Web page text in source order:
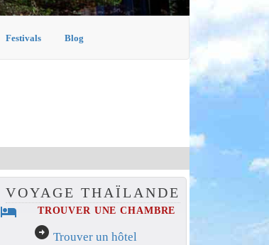
Festivals Blog
VOYAGE THAÏLANDE
hotel TROUVER UNE CHAMBRE
arrow_circle_right Trouver un hôtel